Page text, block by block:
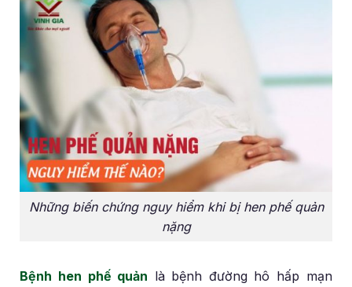
Những biến chứng nguy hiểm khi bị hen phế quản
nặng
Bệnh hen phế quản là bệnh đường hô hấp mạn